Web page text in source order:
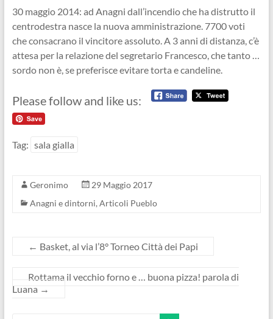
30 maggio 2014: ad Anagni dall’incendio che ha distrutto il
centrodestra nasce la nuova amministrazione. 7700 voti
che consacrano il vincitore assoluto. A 3 anni di distanza, c’è
attesa per la relazione del segretario Francesco, che tanto …
sordo non è, se preferisce evitare torta e candeline.
Please follow and like us:
Tag: sala gialla
Geronimo
29 Maggio 2017
Anagni e dintorni, Articoli Pueblo
← Basket, al via l’8° Torneo Città dei Papi
Rottama il vecchio forno e … buona pizza! parola di
Luana →